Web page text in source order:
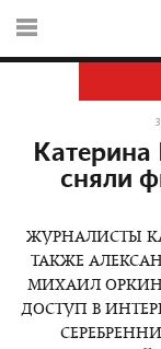
Катерина
сняли
ЖУРНАЛИСТЫ
ТАКЖЕ
МИХАИЛ
ДОСТУП В